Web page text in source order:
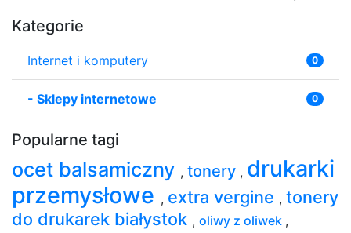
Kategorie
Internet i komputery 0
- Sklepy internetowe 0
Popularne tagi
ocet balsamiczny , tonery , drukarki
przemysłowe , extra vergine , tonery
do drukarek białystok , oliwy z oliwek ,